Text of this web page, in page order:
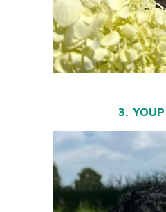
3.